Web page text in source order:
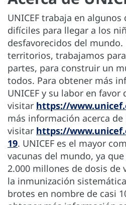
UNICEF trabaja en
difíciles para llegar a los
desfavorecidos del mundo.
territorios, trabajamos
partes, para construir un
todos. Para obtener más
UNICEF y su labor en
visitar https://
más información acerca de
visitar https://
19. UNICEF es el mayor
vacunas del mundo, ya
2.000 millones de dosis de
la inmunización
brotes en nombre de casi